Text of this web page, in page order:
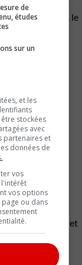
de
à Dolby Atmos, le
détaillée et
déployée sur
2020 :
les marchés et
de
études
sur un
et les
stockées
avec
partenaires et
données de
vos
l'intérêt
vos options
page ou dans